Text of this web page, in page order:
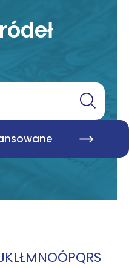
KLŁMNOÓPQRS